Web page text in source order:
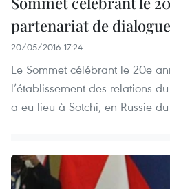
partenariat de
20/05/2016 17:24
Le Sommet célébrant le 20e
l’établissement des relations
a eu lieu à Sotchi, en Russie